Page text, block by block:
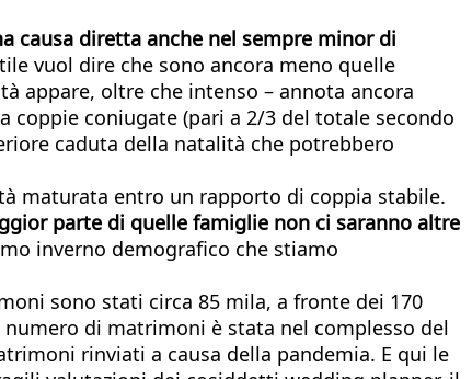
causa diretta anche nel sempre minor di
vuol dire che sono ancora meno quelle
appare, oltre che intenso – annota ancora
coppie coniugate (pari a 2/3 del totale secondo
caduta della natalità che potrebbero
maturata entro un rapporto di coppia stabile.
parte di quelle famiglie non ci saranno altre
inverno demografico che stiamo
sono stati circa 85 mila, a fronte dei 170
di matrimoni è stata nel complesso del
rinviati a causa della pandemia. E qui le